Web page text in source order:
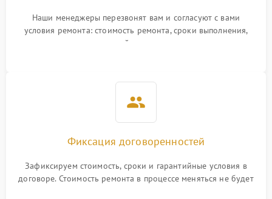
Наши менеджеры перезвонят вам и согласуют с вами
условия ремонта: стоимость ремонта, сроки выполнения,
гарантийные условия
Фиксация договоренностей
Зафиксируем стоимость, сроки и гарантийные условия в
договоре. Стоимость ремонта в процессе меняться не будет